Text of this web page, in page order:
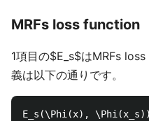
MRFs loss function
1項目の$E_s$はMRFs
義は以下の通りです。